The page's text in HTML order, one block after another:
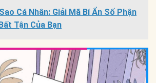
Cá Nhân: Giải Mã Bí Ẩn Số Phận
Tận Của Bạn